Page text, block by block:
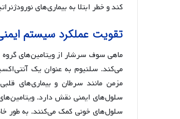
کند و خطر ابتلا به بیماری‌های
تقویت عملکرد سیستم
می‌کند. سلنیوم به عنوان یک
مزمن مانند سرطان و بیماری‌های